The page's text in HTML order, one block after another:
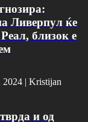
Ливерпул ќе
близок е
2024 | Kristijan
и од